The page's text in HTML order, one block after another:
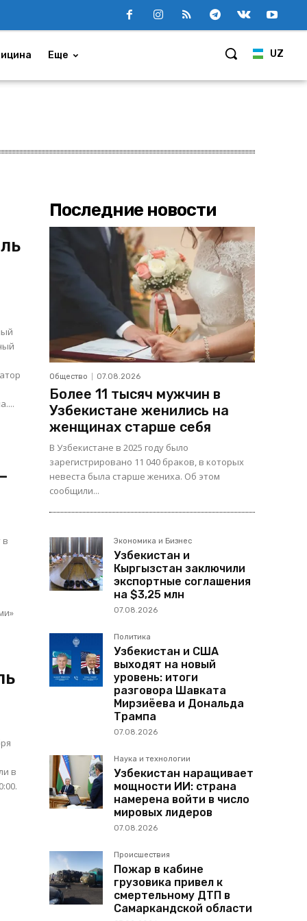
UZ
Еще
в
в
Последние новости
Общество 07.08.2026
Более 11 тысяч мужчин в
Узбекистане женились на
женщинах старше себя
В Узбекистане в 2025 году было
зарегистрировано 11 040 браков, в которых
невеста была старше жениха. Об этом
сообщили...
Экономика и Бизнес
Узбекистан и
Кыргызстан заключили
экспортные соглашения
на $3,25 млн
07.08.2026
Политика
Узбекистан и США
выходят на новый
уровень: итоги
разговора Шавката
Мирзиёева и Дональда
Трампа
07.08.2026
Наука и технологии
Узбекистан наращивает
мощности ИИ: страна
намерена войти в число
мировых лидеров
07.08.2026
Происшествия
Пожар в кабине
грузовика привел к
смертельному ДТП в
Самаркандской области